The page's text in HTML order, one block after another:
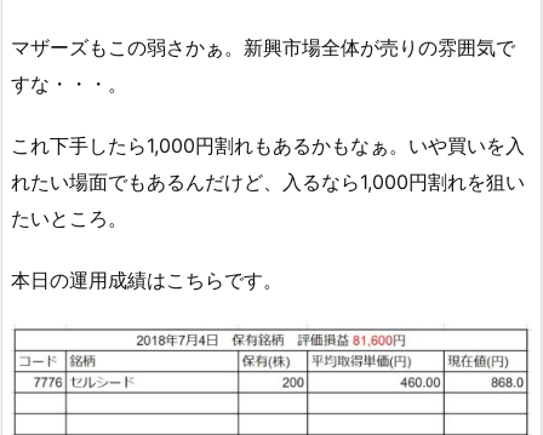
マザーズもこの弱さかぁ。新興市場全体が売りの雰囲気で
すな・・・。
これ下手したら1,000円割れもあるかもなぁ。いや買いを入
れたい場面でもあるんだけど、入るなら1,000円割れを狙い
たいところ。
本日の運用成績はこちらです。